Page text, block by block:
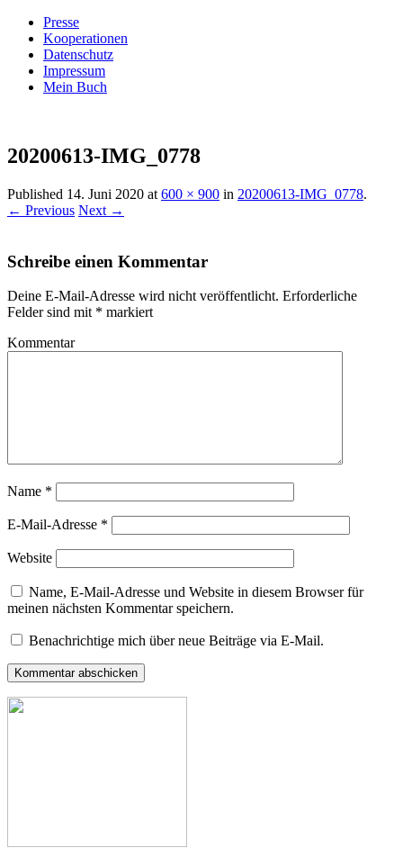
Presse
Kooperationen
Datenschutz
Impressum
Mein Buch
Villa König
20200613-IMG_0778
Published 14. Juni 2020 at 600 × 900 in 20200613-IMG_0778.
← Previous Next →
Schreibe einen Kommentar
Deine E-Mail-Adresse wird nicht veröffentlicht. Erforderliche
Felder sind mit * markiert
Kommentar
Name *
E-Mail-Adresse *
Website
Name, E-Mail-Adresse und Website in diesem Browser für
meinen nächsten Kommentar speichern.
Benachrichtige mich über neue Beiträge via E-Mail.